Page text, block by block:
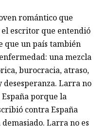
romántico que
el escritor que entendió
que un país también
una mezcla
burocracia, atraso,
desesperanza. Larra no
porque la
contra España
Larra no es